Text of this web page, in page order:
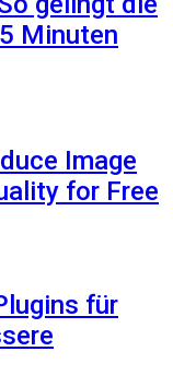
Minuten
Image
for Free
für